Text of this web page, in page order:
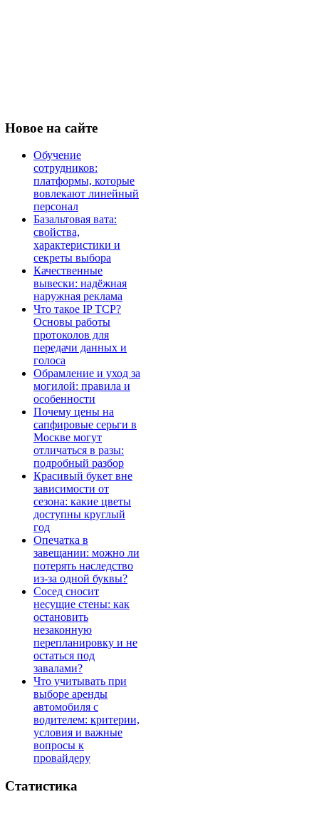
Новое на сайте
Обучение
сотрудников:
платформы, которые
вовлекают линейный
персонал
Базальтовая вата:
свойства,
характеристики и
секреты выбора
Качественные
вывески: надёжная
наружная реклама
Что такое IP TCP?
Основы работы
протоколов для
передачи данных и
голоса
Обрамление и уход за
могилой: правила и
особенности
Почему цены на
сапфировые серьги в
Москве могут
отличаться в разы:
подробный разбор
Красивый букет вне
зависимости от
сезона: какие цветы
доступны круглый
год
Опечатка в
завещании: можно ли
потерять наследство
из-за одной буквы?
Сосед сносит
несущие стены: как
остановить
незаконную
перепланировку и не
остаться под
завалами?
Что учитывать при
выборе аренды
автомобиля с
водителем: критерии,
условия и важные
вопросы к
провайдеру
Статистика